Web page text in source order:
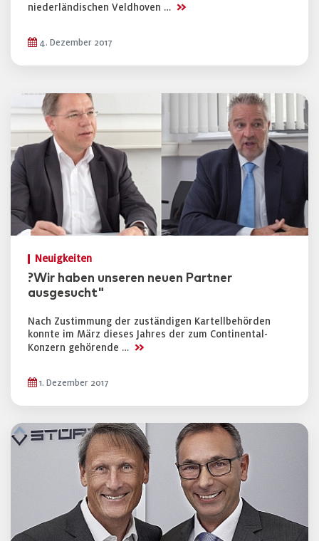
niederländischen Veldhoven … >>
4. Dezember 2017
Neuigkeiten
?Wir haben unseren neuen Partner
ausgesucht"
Nach Zustimmung der zuständigen Kartellbehörden
konnte im März dieses Jahres der zum Continental-
Konzern gehörende … >>
1. Dezember 2017